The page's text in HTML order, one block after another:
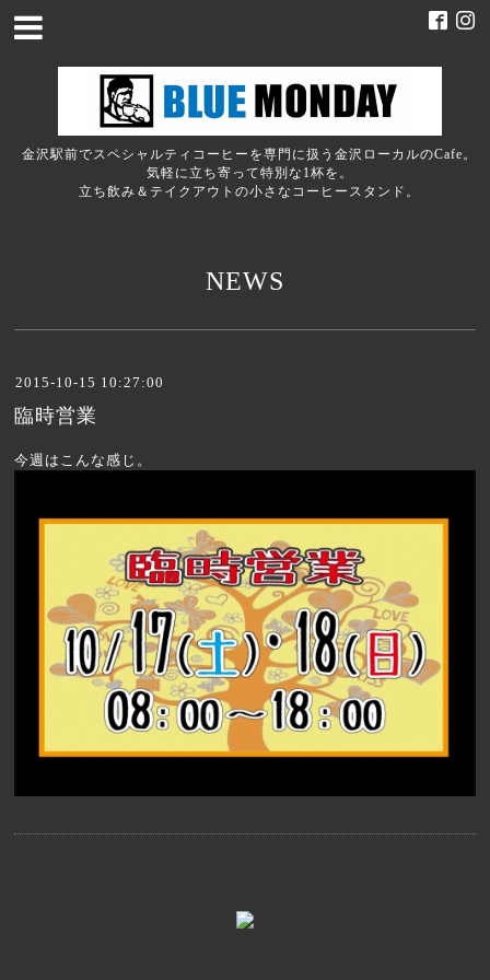
金沢駅前でスペシャルティコーヒーを専門に扱う金沢ローカルのCafe。
気軽に立ち寄って特別な1杯を。
立ち飲み＆テイクアウトの小さなコーヒースタンド。
NEWS
2015-10-15 10:27:00
臨時営業
今週はこんな感じ。